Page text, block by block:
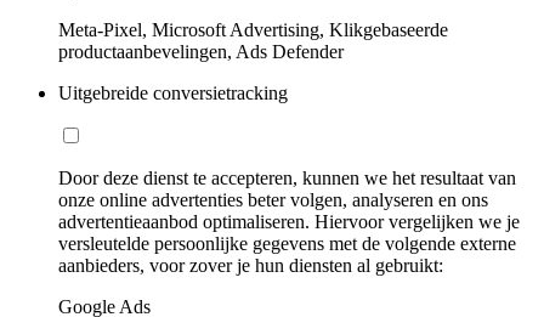
Meta-Pixel, Microsoft Advertising, Klikgebaseerde
productaanbevelingen, Ads Defender
Uitgebreide conversietracking
Door deze dienst te accepteren, kunnen we het resultaat van
onze online advertenties beter volgen, analyseren en ons
advertentieaanbod optimaliseren. Hiervoor vergelijken we je
versleutelde persoonlijke gegevens met de volgende externe
aanbieders, voor zover je hun diensten al gebruikt:
Google Ads